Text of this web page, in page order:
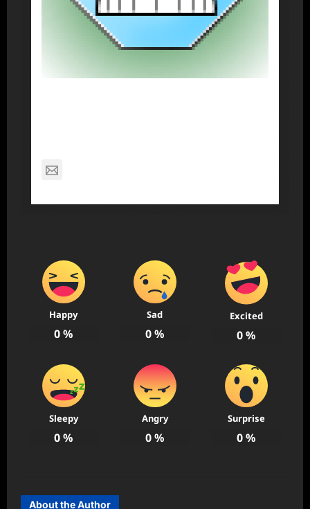
Happy
0%
Sad
0%
Excited
0%
Sleepy
0%
Angry
0%
Surprise
0%
About the Author